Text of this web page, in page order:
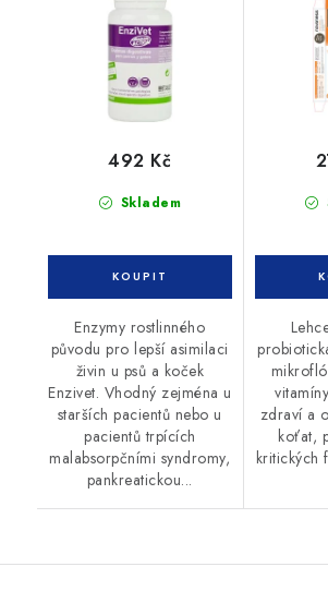
Skladem
492 Kč
Enzymy rostlinného
původu pro lepší asimilaci
živin u psů a koček
Enzivet. Vhodný zejména u
starších pacientů nebo u
pacientů trpících
malabsorpčními syndromy,
pankreatickou...
zdraví a
koťat,
kritických